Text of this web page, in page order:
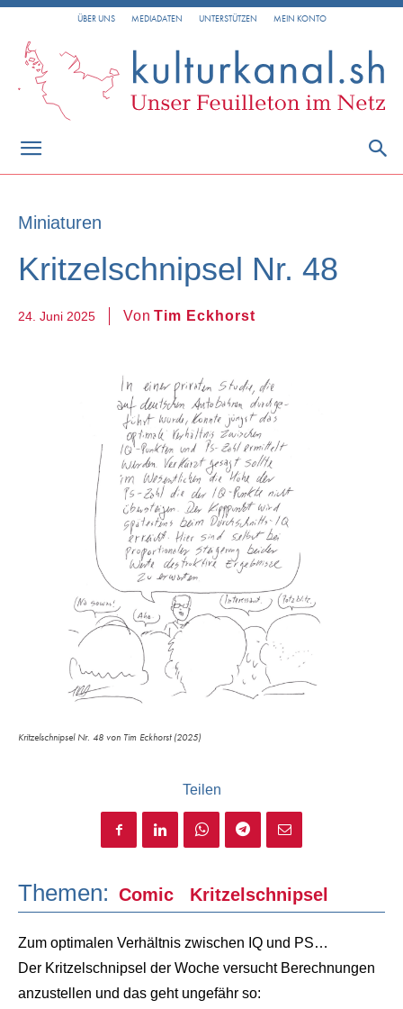
ÜBER UNS MEDIADATEN UNTERSTÜTZEN MEIN KONTO
Miniaturen
Kritzelschnipsel Nr. 48
24. Juni 2025 Von Tim Eckhorst
Kritzelschnipsel Nr. 48 von Tim Eckhorst (2025)
Teilen
Themen: Comic Kritzelschnipsel
Zum optimalen Verhältnis zwischen IQ und PS…
Der Kritzelschnipsel der Woche versucht Berechnungen
anzustellen und das geht ungefähr so: